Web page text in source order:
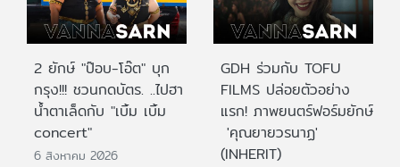
2 ยักษ์ "ป๊อบ-โอ๊ต" บุก
กรุง!!! ชวนกดบัตร. ..ไปฮา
น้ำตาเล็ดกับ "เบิ้ม เบิ้ม
concert"
6 สิงหาคม 2026
GDH ร่วมกับ TOFU
FILMS ปล่อยตัวอย่าง
แรก! ภาพยนตร์ฟอร์มยักษ์
'คุณยายวรนาฏ'
(INHERIT)